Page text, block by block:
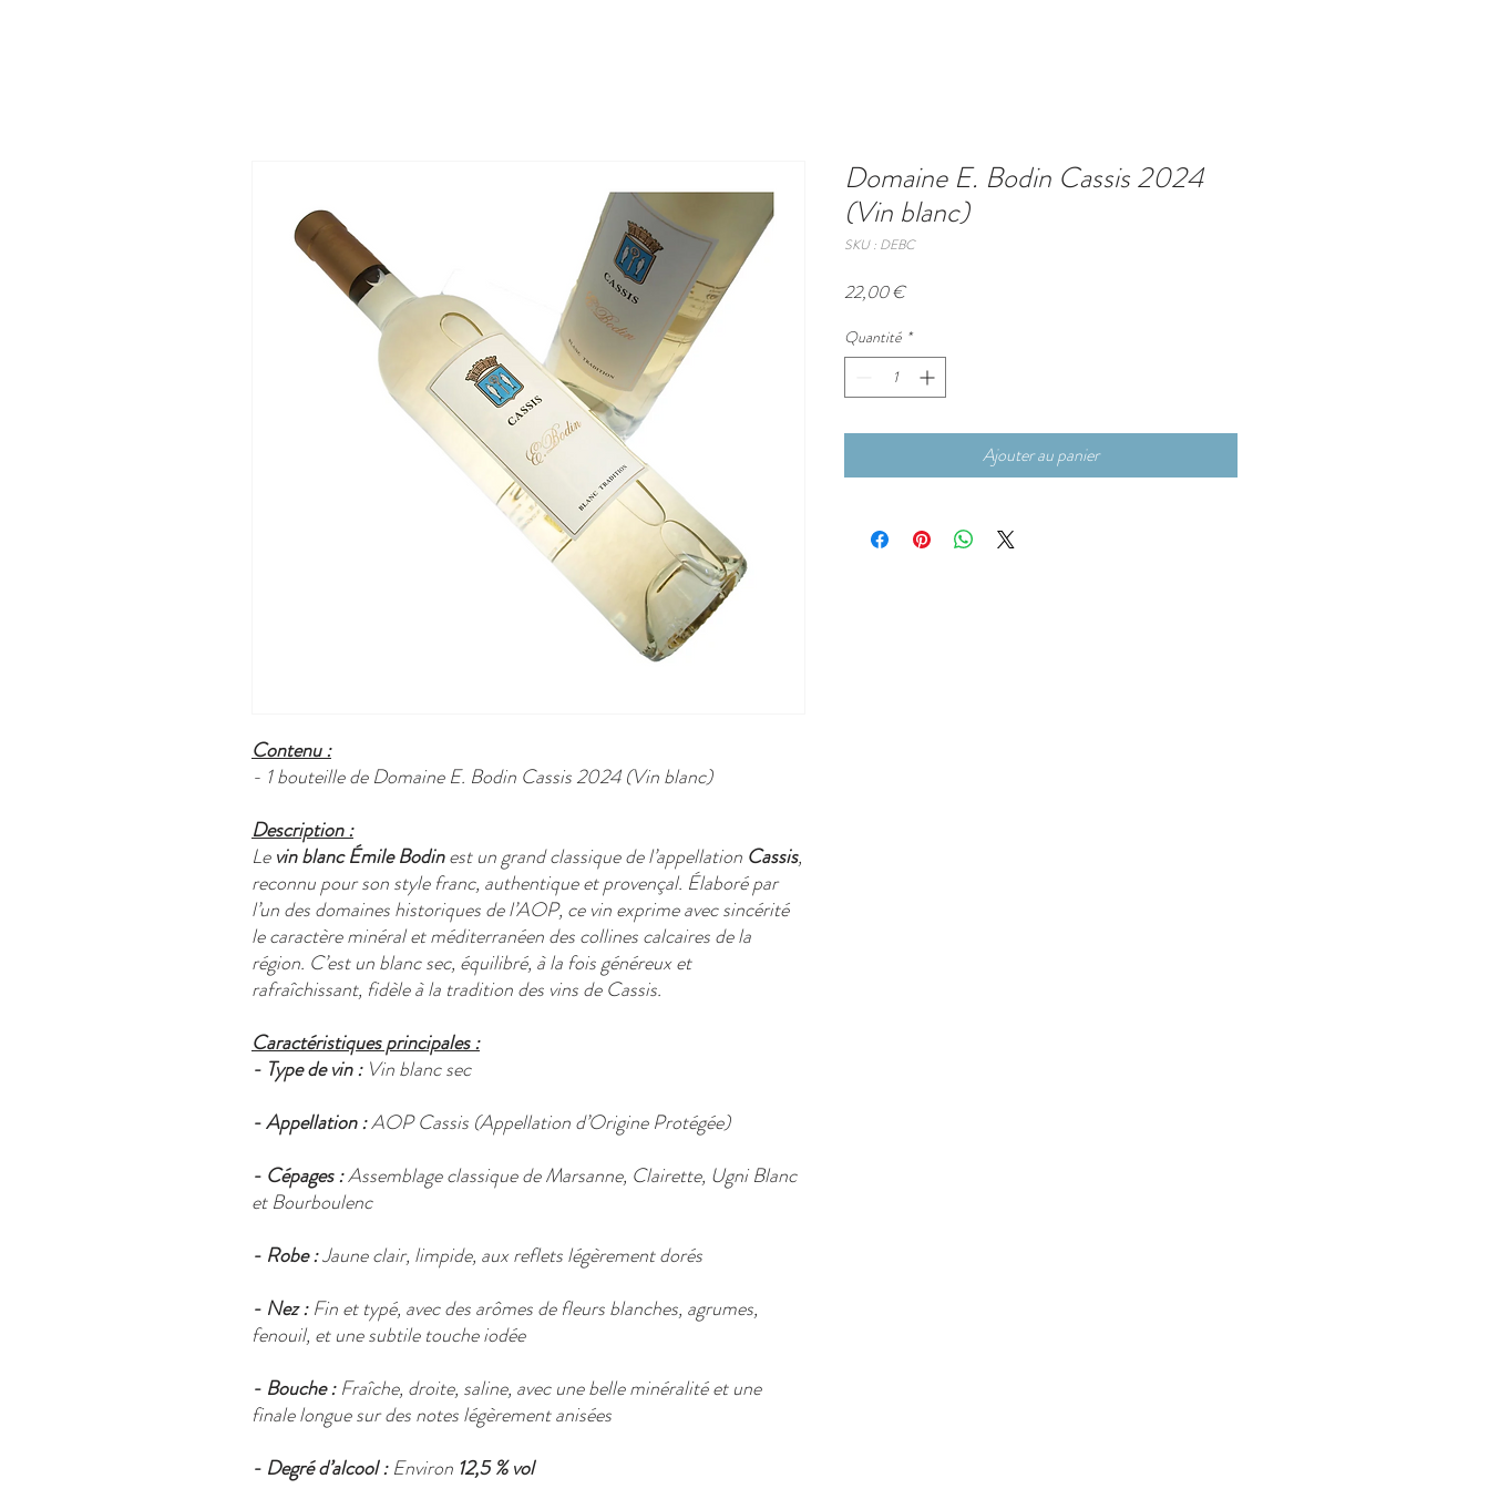
Contenu :
- 1 bouteille de Domaine E. Bodin Cassis 2024 (Vin blanc)
Description :
Levin blanc Émile Bodinest un grand classique de l’appellation Cassis,
reconnu pour son style franc, authentique et provençal. Élaboré par
l’un des domaines historiques de l’AOP, ce vin exprime avec sincérité
le caractère minéral et méditerranéen des collines calcaires de la
région. C’est un blanc sec, équilibré, à la fois généreux et
rafraîchissant, fidèle à la tradition des vins de Cassis.
Caractéristiques principales :
- Type de vin :Vin blanc sec
- Appellation :AOP Cassis (Appellation d’Origine Protégée)
- Cépages :Assemblage classique de Marsanne, Clairette, Ugni Blanc
et Bourboulenc
- Robe :Jaune clair, limpide, aux reflets légèrement dorés
- Nez :Fin et typé, avec des arômes de fleurs blanches, agrumes,
fenouil, et une subtile touche iodée
- Bouche :Fraîche, droite, saline, avec une belle minéralité et une
finale longue sur des notes légèrement anisées
- Degré d’alcool :Environ 12,5 % vol
Domaine E. Bodin Cassis 2024
(Vin blanc)
SKU : DEBC
22,00 €Prix
Quantité *
Ajouter au panier